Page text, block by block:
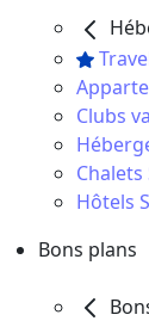
Clubs
Chalets
Hôtels
Bons plans